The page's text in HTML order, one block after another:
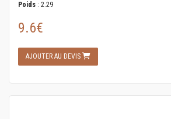
Poids : 2.29
9.6€
AJOUTER AU DEVIS